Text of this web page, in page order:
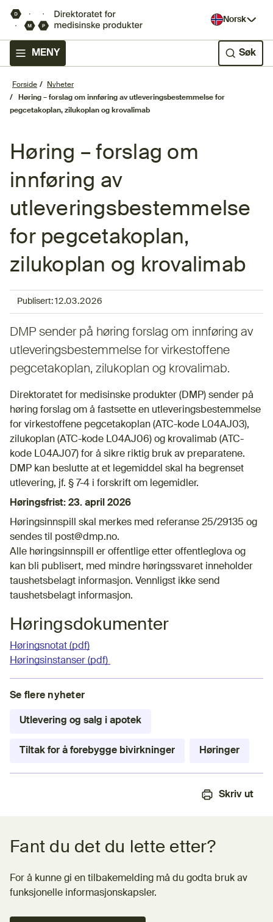
Norsk
MENY Søk
Forside
Nyheter
Høring – forslag om innføring av utleveringsbestemmelse for
pegcetakoplan, zilukoplan og krovalimab
Høring – forslag om
innføring av
utleveringsbestemmelse
for pegcetakoplan,
zilukoplan og krovalimab
Publisert: 12.03.2026
DMP sender på høring forslag om innføring av
utleveringsbestemmelse for virkestoffene
pegcetakoplan, zilukoplan og krovalimab.
Direktoratet for medisinske produkter (DMP) sender på
høring forslag om å fastsette en utleveringsbestemmelse
for virkestoffene pegcetakoplan (ATC-kode L04AJ03),
zilukoplan (ATC-kode L04AJ06) og krovalimab (ATC-
kode L04AJ07) for å sikre riktig bruk av preparatene.
DMP kan beslutte at et legemiddel skal ha begrenset
utlevering, jf. § 7-4 i forskrift om legemidler.
Høringsfrist: 23. april 2026
Høringsinnspill skal merkes med referanse 25/29135 og
sendes til post@dmp.no.
Alle høringsinnspill er offentlige etter offentleglova og
kan bli publisert, med mindre høringssvaret inneholder
taushetsbelagt informasjon. Vennligst ikke send
taushetsbelagt informasjon.
Høringsdokumenter
Høringsnotat (pdf)
Høringsinstanser (pdf)
Se flere nyheter
Utlevering og salg i apotek
Tiltak for å forebygge bivirkninger Høringer
Skriv ut
Fant du det du lette etter?
For å kunne gi en tilbakemelding må du godta bruk av
funksjonelle informasjonskapsler.